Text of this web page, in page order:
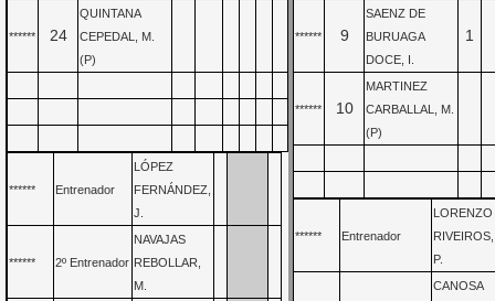
****** 24
QUINTANA
CEPEDAL, M.
(P)
****** Entrenador
LÓPEZ
FERNÁNDEZ,
J.
****** 2º Entrenador
NAVAJAS
REBOLLAR,
M.
****** 9
SAENZ DE
BURUAGA
DOCE, I.
1
****** 10
MARTINEZ
CARBALLAL, M.
(P)
****** Entrenador
LORENZO
RIVEIROS,
P.
CANOSA